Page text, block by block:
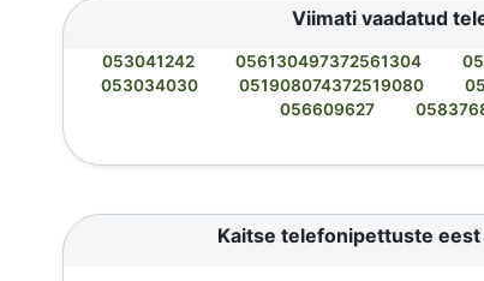
Viimati vaadatud
053041242 056130497372561304
053034030
051908074372519080
056609627
Kaitse telefonipettuste eest